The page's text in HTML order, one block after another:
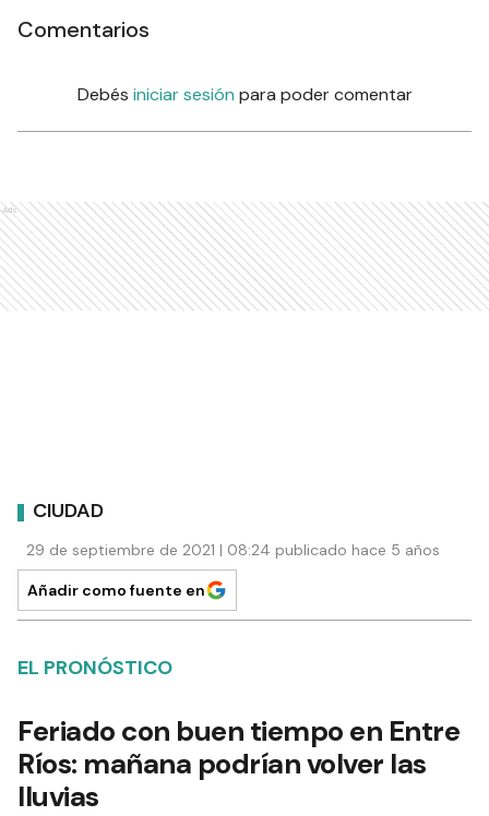
Comentarios
Debés iniciar sesión para poder comentar
Ads
CIUDAD
29 de septiembre de 2021 | 08:24 publicado hace 5 años
Añadir como fuente en
EL PRONÓSTICO
Feriado con buen tiempo en Entre
Ríos: mañana podrían volver las
lluvias